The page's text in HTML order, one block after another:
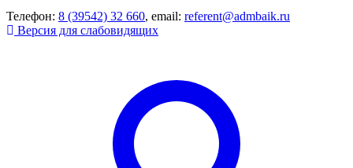
Телефон: 8 (39542) 32 660, email: referent@admbaik.ru
Версия для слабовидящих